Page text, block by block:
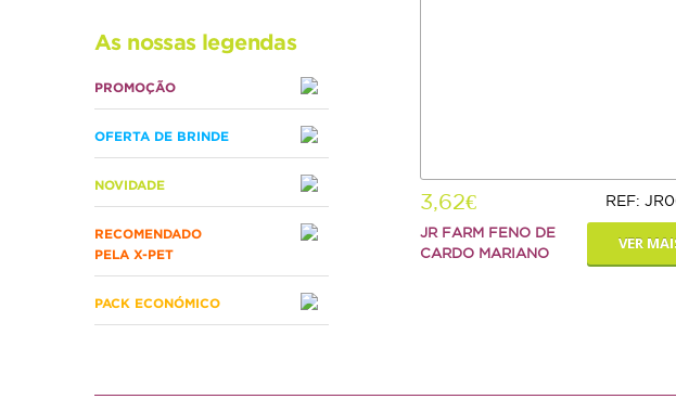
As nossas legendas
PROMOÇÃO
OFERTA DE BRINDE
NOVIDADE
RECOMENDADO
PELA X-PET
PACK ECONÓMICO
3,62€ REF:
JR FARM FENO DE
CARDO MARIANO
VER